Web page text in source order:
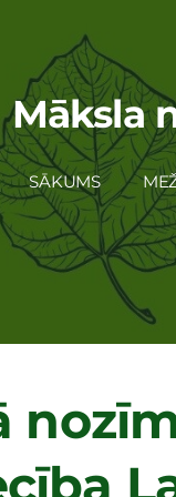
Māksla
SĀKUMS